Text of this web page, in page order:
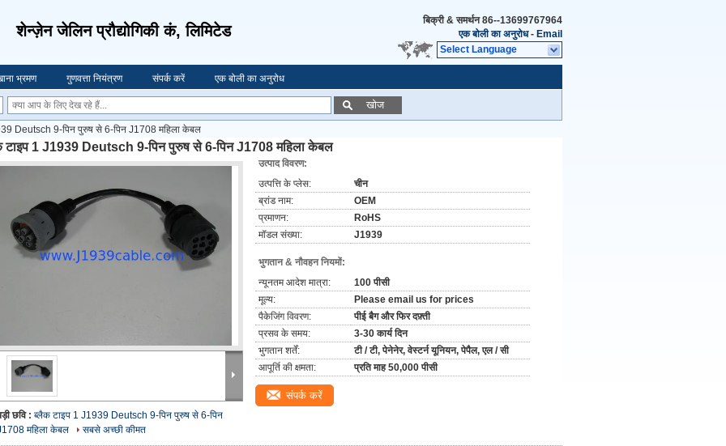
शेन्ज़ेन जेलिन प्रौद्योगिकी कं, लिमिटेड
बिक्री & समर्थन86--13699767964
एक बोली का अनुरोध- Email
Select Language
भ्रमण गुणवत्ता नियंत्रण संपर्क करें एक बोली का अनुरोध
खोज
Deutsch 9-पिन पुरुष से 6-पिन J1708 महिला केबल
टाइप 1 J1939 Deutsch 9-पिन पुरुष से 6-पिन J1708 महिला केबल
छवि : ब्लैक टाइप 1 J1939 Deutsch 9-पिन पुरुष से 6-पिन
महिला केबल
सबसे अच्छी कीमत
उत्पाद विवरण:
उत्पत्ति के प्लेस:
चीन
ब्रांड नाम:
OEM
प्रमाणन:
RoHS
मॉडल संख्या:
J1939
भुगतान & नौवहन नियमों:
न्यूनतम आदेश मात्रा:
100 पीसी
मूल्य:
Please email us for prices
पैकेजिंग विवरण:
पीई बैग और फिर दफ़्ती
प्रसव के समय:
3-30 कार्य दिन
भुगतान शर्तें:
टी / टी, पेनेनेर, वेस्टर्न यूनियन, पेपैल, एल / सी
आपूर्ति की क्षमता:
प्रति माह 50,000 पीसी
संपर्क करें